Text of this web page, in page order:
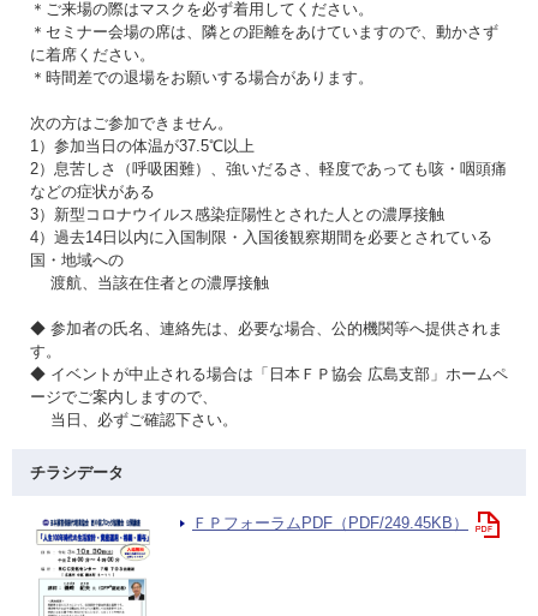
＊ご来場の際はマスクを必ず着用してください。
＊セミナー会場の席は、隣との距離をあけていますので、動かさず
に着席ください。
＊時間差での退場をお願いする場合があります。
次の方はご参加できません。
1）参加当日の体温が37.5℃以上
2）息苦しさ（呼吸困難）、強いだるさ、軽度であっても咳・咽頭痛
などの症状がある
3）新型コロナウイルス感染症陽性とされた人との濃厚接触
4）過去14日以内に入国制限・入国後観察期間を必要とされている
国・地域への
渡航、当該在住者との濃厚接触
◆ 参加者の氏名、連絡先は、必要な場合、公的機関等へ提供されま
す。
◆ イベントが中止される場合は「日本ＦＰ協会 広島支部」ホームペ
ージでご案内しますので、
当日、必ずご確認下さい。
チラシデータ
ＦＰフォーラムPDF（PDF/249.45KB）